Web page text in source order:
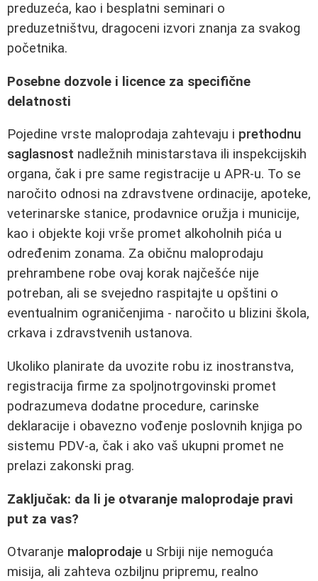
preduzeća, kao i besplatni seminari o
preduzetništvu, dragoceni izvori znanja za svakog
početnika.
Posebne dozvole i licence za specifične
delatnosti
Pojedine vrste maloprodaja zahtevaju i prethodnu
saglasnost nadležnih ministarstava ili inspekcijskih
organa, čak i pre same registracije u APR-u. To se
naročito odnosi na zdravstvene ordinacije, apoteke,
veterinarske stanice, prodavnice oružja i municije,
kao i objekte koji vrše promet alkoholnih pića u
određenim zonama. Za običnu maloprodaju
prehrambene robe ovaj korak najčešće nije
potreban, ali se svejedno raspitajte u opštini o
eventualnim ograničenjima - naročito u blizini škola,
crkava i zdravstvenih ustanova.
Ukoliko planirate da uvozite robu iz inostranstva,
registracija firme za spoljnotrgovinski promet
podrazumeva dodatne procedure, carinske
deklaracije i obavezno vođenje poslovnih knjiga po
sistemu PDV-a, čak i ako vaš ukupni promet ne
prelazi zakonski prag.
Zaključak: da li je otvaranje maloprodaje pravi
put za vas?
Otvaranje maloprodaje u Srbiji nije nemoguća
misija, ali zahteva ozbiljnu pripremu, realno